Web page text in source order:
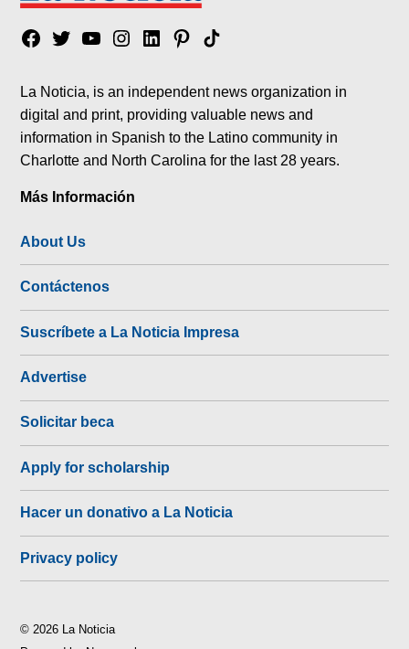
Facebook
TwitterYouTubeInstagram
LinkedinPinterest
Tik
La Noticia, is an independent news organization in
digital and print, providing valuable news and
information in Spanish to the Latino community in
Charlotte and North Carolina for the last 28 years.
Más Información
About Us
Contáctenos
Suscríbete a La Noticia Impresa
Advertise
Solicitar beca
Apply for scholarship
Hacer un donativo a La Noticia
Privacy policy
© 2026 La Noticia